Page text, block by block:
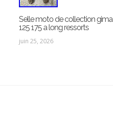
Selle moto de collection gima
125 175 a long ressorts
juin 25, 2026